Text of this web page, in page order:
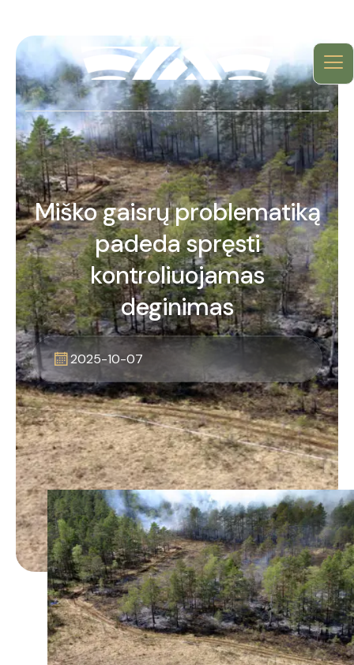
Miško gaisrų problematiką
padeda spręsti
kontroliuojamas
deginimas
2025-10-07